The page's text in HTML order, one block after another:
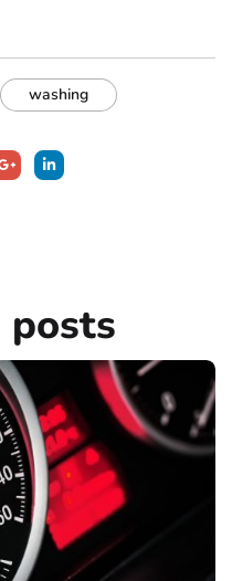
washing
posts